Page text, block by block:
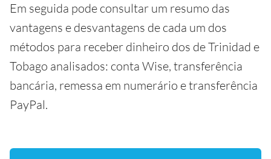
Em seguida pode consultar um resumo das
vantagens e desvantagens de cada um dos
métodos para receber dinheiro dos de Trinidad e
Tobago analisados: conta Wise, transferência
bancária, remessa em numerário e transferência
PayPal.